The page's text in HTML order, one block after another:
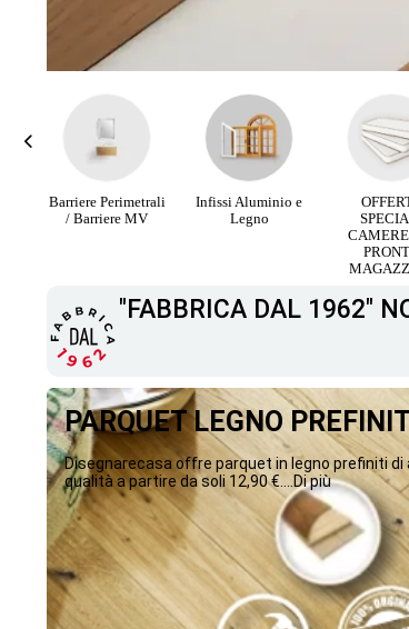
Infissi Aluminio e
Legno
OFFERTE
SPECIALI
Parquet
Plancia 3
12,90
"FABBRICA DAL 1962"
PARQUET LEGNO PREFINITI
Disegnarecasa offre parquet in legno prefiniti di
qualità a partire da soli 12,90 €....Di più